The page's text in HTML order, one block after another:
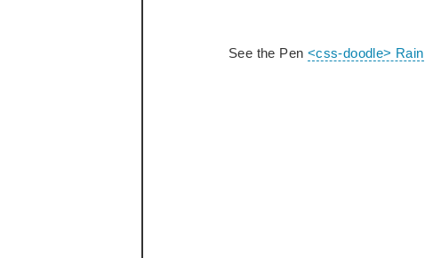
See the Pen <css-doodle> Rain